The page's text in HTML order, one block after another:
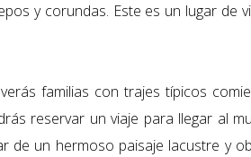
y corundas. Este es un lugar de
familias con trajes típicos
reservar un viaje para llegar al
de un hermoso paisaje lacustre y